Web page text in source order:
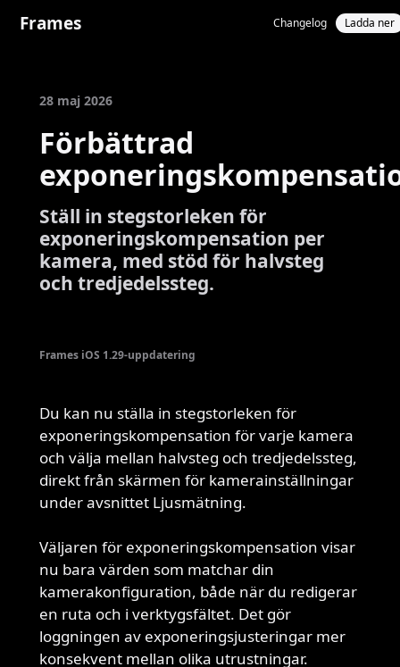
Frames Changelog Ladda ner
28 maj 2026
Förbättrad
Ställ in stegstorleken för
exponeringskompensation per
kamera, med stöd för halvsteg
och tredjedelssteg.
Frames iOS 1.29-uppdatering
Du kan nu ställa in stegstorleken för
exponeringskompensation för varje kamera
och välja mellan halvsteg och tredjedelssteg,
direkt från skärmen för kamerainställningar
under avsnittet Ljusmätning.
Väljaren för exponeringskompensation visar
nu bara värden som matchar din
kamerakonfiguration, både när du redigerar
en ruta och i verktygsfältet. Det gör
loggningen av exponeringsjusteringar mer
konsekvent mellan olika utrustningar.